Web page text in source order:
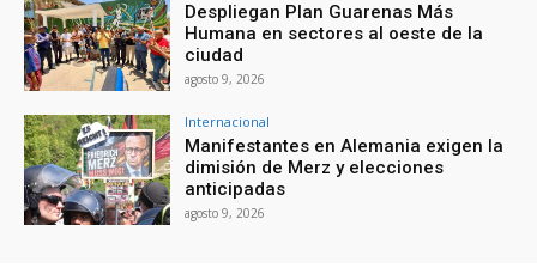
Despliegan Plan Guarenas Más
Humana en sectores al oeste de la
ciudad
agosto 9, 2026
Internacional
Manifestantes en Alemania exigen la
dimisión de Merz y elecciones
anticipadas
agosto 9, 2026